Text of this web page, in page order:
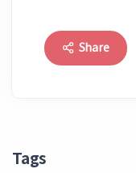
Share
Tags